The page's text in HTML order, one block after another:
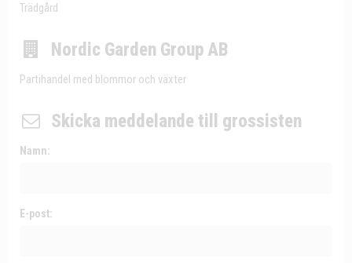
Trädgård
Nordic Garden Group AB
Partihandel med blommor och växter
Skicka meddelande till grossisten
Namn:
E-post: